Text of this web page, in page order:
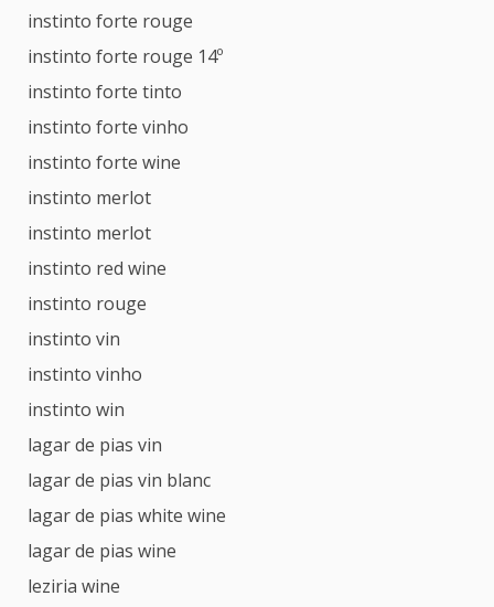
instinto forte rouge
instinto forte rouge 14º
instinto forte tinto
instinto forte vinho
instinto forte wine
instinto merlot
instinto merlot
instinto red wine
instinto rouge
instinto vin
instinto vinho
instinto win
lagar de pias vin
lagar de pias vin blanc
lagar de pias white wine
lagar de pias wine
leziria wine